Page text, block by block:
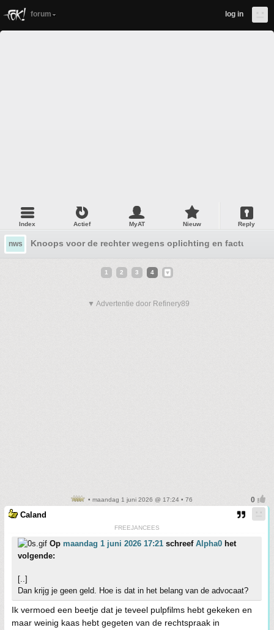
forum log in
Index Actief MyAT Nieuw Reply
nws Knoops voor de rechter wegens oplichting en factuur van
1 2 3 4
▼ Advertentie door Refinery89
• maandag 1 juni 2026 @ 17:24 • 76
Caland
FREEJANCEES
Op maandag 1 juni 2026 17:21 schreef Alpha0 het
volgende:
[..]
Dan krijg je geen geld. Hoe is dat in het belang van de advocaat?
Ik vermoed een beetje dat je teveel pulpfilms hebt gekeken en
maar weinig kaas hebt gegeten van de rechtspraak in